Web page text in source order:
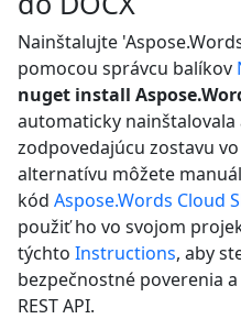
Nainštalujte
pomocou správcu balíkov
nuget install
automaticky nainštalovala
zodpovedajúcu zostavu
alternatívu môžete
kód Aspose.Words Cloud
použiť ho vo svojom
týchto Instructions, aby
bezpečnostné poverenia
REST API.